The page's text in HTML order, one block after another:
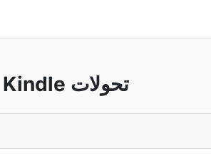
Kindle تحولات